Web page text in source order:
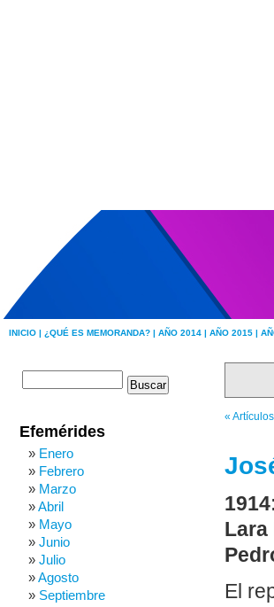
INICIO | ¿QUÉ ES MEMORANDA? | AÑO 2014 | AÑO 2015 |
«
Lara
El
Efemérides
Enero
Febrero
Marzo
Abril
Mayo
Junio
Julio
Agosto
Septiembre